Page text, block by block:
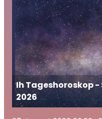
Ih Tageshoroskop
2026